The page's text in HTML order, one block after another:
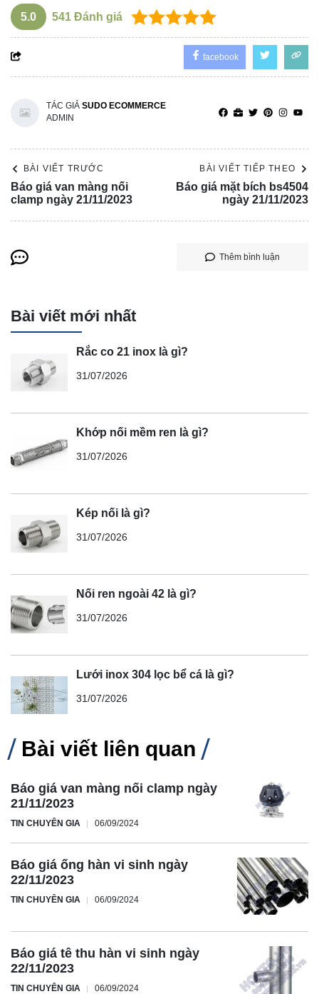
5.0 541 Đánh giá
facebook
TÁC GIẢ SUDO ECOMMERCE
ADMIN
BÀI VIẾT TRƯỚC
Báo giá van màng nối
clamp ngày 21/11/2023
BÀI VIẾT TIẾP THEO
Báo giá mặt bích bs4504
ngày 21/11/2023
Thêm bình luận
Bài viết mới nhất
Rắc co 21 inox là gì?
31/07/2026
Khớp nối mềm ren là gì?
31/07/2026
Kép nối là gì?
31/07/2026
Nối ren ngoài 42 là gì?
31/07/2026
Lưới inox 304 lọc bể cá là gì?
31/07/2026
Bài viết liên quan
Báo giá van màng nối clamp ngày
21/11/2023
TIN CHUYÊN GIA 06/09/2024
Báo giá ống hàn vi sinh ngày
22/11/2023
TIN CHUYÊN GIA 06/09/2024
Báo giá tê thu hàn vi sinh ngày
22/11/2023
TIN CHUYÊN GIA 06/09/2024